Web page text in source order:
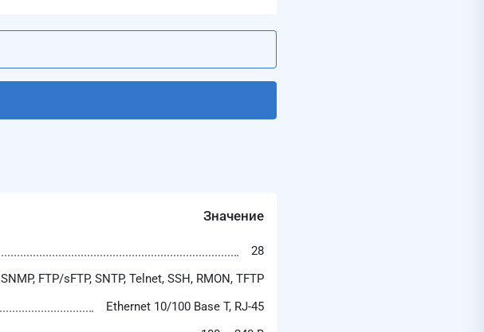
Значение
28
SNMP, FTP/sFTP, SNTP, Telnet, SSH, RMON, TFTP
Ethernet 10/100 Base T, RJ-45